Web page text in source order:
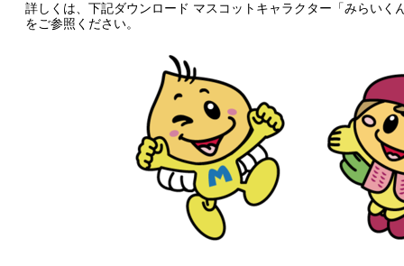
詳しくは、下記ダウンロード マスコットキャラクター「みらいく
をご参照ください。